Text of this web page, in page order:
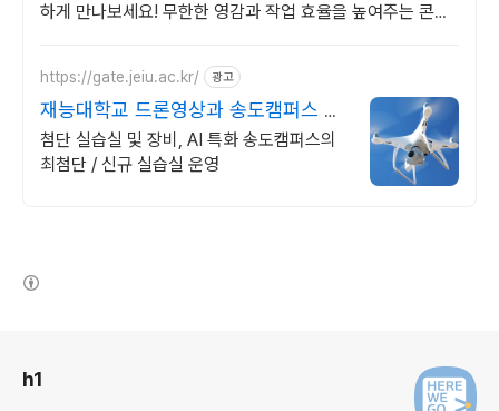
하게 만나보세요! 무한한 영감과 작업 효율을 높여주는 콘텐
https://gate.jeiu.ac.kr/ 광고
재능대학교 드론영상과 송도캠퍼스 드
론비행장 실습실
첨단 실습실 및 장비, AI 특화 송도캠퍼스의
최첨단 / 신규 실습실 운영
h1